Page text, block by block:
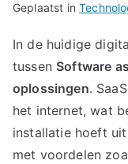
Geplaatst in
In de huidige
tussen Software
oplossingen.
het internet, wat
installatie hoeft
met voordelen